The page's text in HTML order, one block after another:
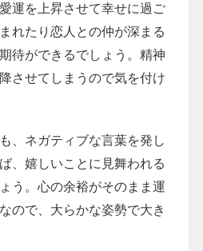
運を上昇させて幸せに過ご
れたり恋人との仲が深まる
待ができるでしょう。精神
させてしまうので気を付け
、ネガティブな言葉を発し
、嬉しいことに見舞われる
う。心の余裕がそのまま運
ので、大らかな姿勢で大き